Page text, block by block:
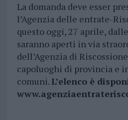
La domanda deve esser
l’Agenzia delle entrate-
questo oggi, 27 aprile,
saranno aperti in via
dell’Agenzia di
capoluoghi di provincia e
comuni.L’elenco è